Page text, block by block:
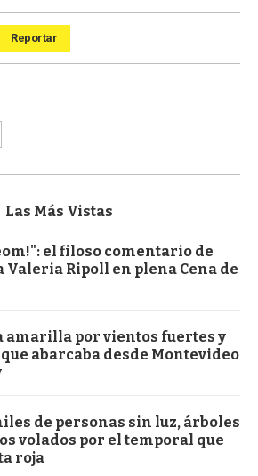
Reportar
Las Más Vistas
el filoso comentario de
Valeria Ripoll en plena Cena de
amarilla por vientos fuertes y
abarcaba desde Montevideo
de personas sin luz, árboles
volados por el temporal que
roja